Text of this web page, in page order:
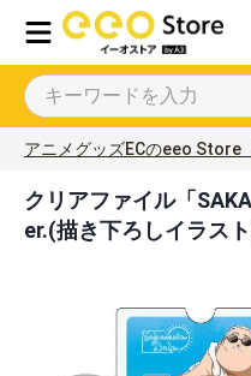
アニメグッズECのeeo Store
クリアファイル「
er.(描き下ろしイラス